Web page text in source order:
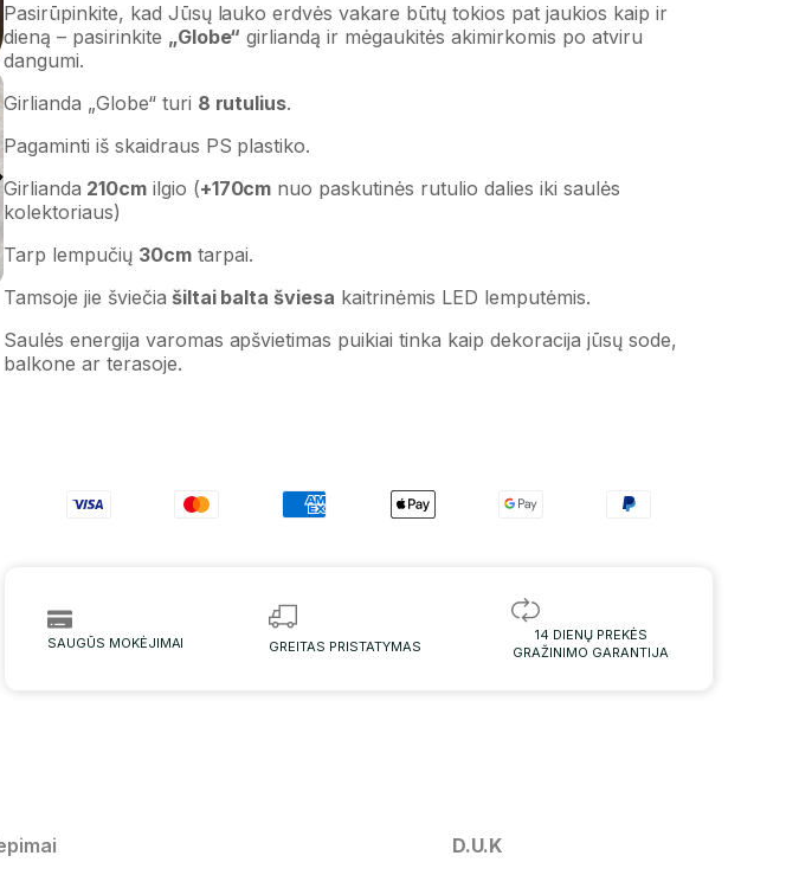
Pasirūpinkite, kad Jūsų lauko erdvės vakare būtų tokios pat jaukios kaip ir
dieną – pasirinkite „Globe“ girliandą ir mėgaukitės akimirkomis po atviru
dangumi.
Girlianda „Globe“ turi 8 rutulius.
Pagaminti iš skaidraus PS plastiko.
Girlianda 210cmilgio (+170cm nuo paskutinės rutulio dalies iki saulės
kolektoriaus)
Tarp lempučių 30cmtarpai.
Tamsoje jie šviečia šiltai balta šviesa kaitrinėmis LED lemputėmis.
Saulės energija varomas apšvietimas puikiai tinka kaip dekoracija jūsų sode,
balkone ar terasoje.
SAUGŪS MOKĖJIMAI GREITAS PRISTATYMAS
14 DIENŲ PREKĖS
GRAŽINIMO GARANTIJA
D.U.K